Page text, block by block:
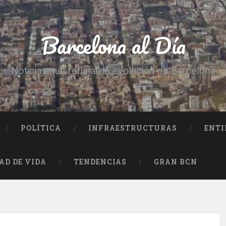
Barcelona al Día
Noticias que reflejan la evolución de Barcelona
POLÍTICA INFRAESTRUCTURAS
DE VIDA TENDENCIAS GRAN BCN